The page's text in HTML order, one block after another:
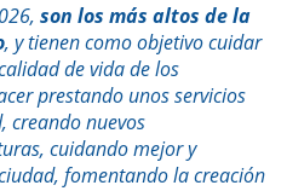
son los más altos de la
, y tienen como objetivo cuidar
de vida de los
prestando unos servicios
creando nuevos
cuidando mejor y
fomentando la creación